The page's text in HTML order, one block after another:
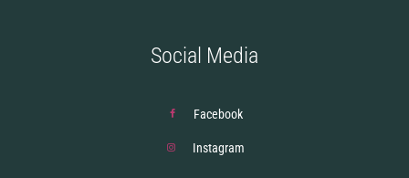
Social Media
Facebook
Instagram